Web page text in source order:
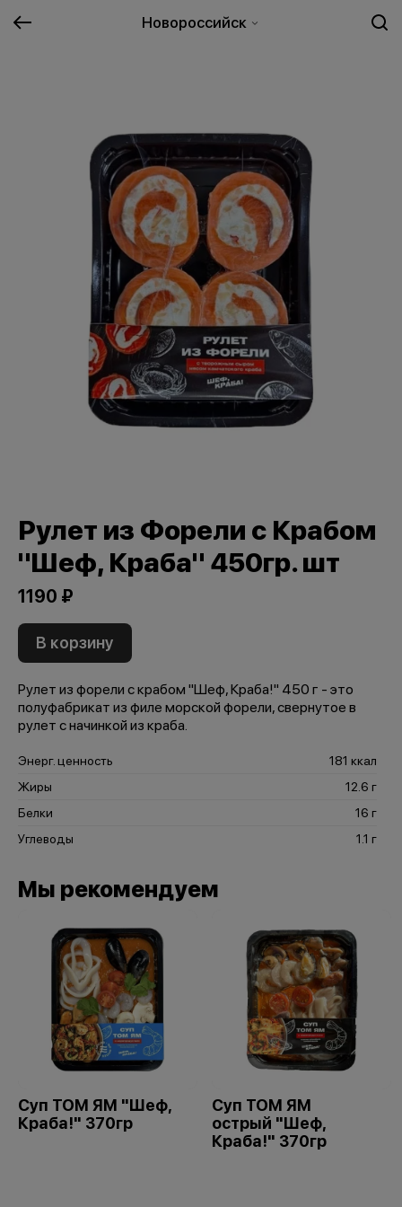
Новороссийск
Рулет из Форели с Крабом
"Шеф, Краба" 450гр. шт
1190 ₽
В корзину
Рулет из форели с крабом "Шеф, Краба!" 450 г - это
полуфабрикат из филе морской форели, свернутое в
рулет с начинкой из краба.
Энерг. ценность
181 ккал
Жиры
12.6 г
Белки
16 г
Углеводы
1.1 г
Мы рекомендуем
Суп ТОМ ЯМ "Шеф,
Краба!" 370гр
Суп ТОМ ЯМ
острый "Шеф,
Краба!" 370гр